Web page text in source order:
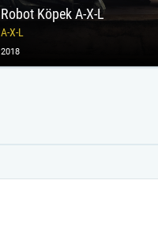
Robot Köpek A-X-L
A-X-L
2018